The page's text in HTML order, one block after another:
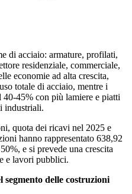
di acciaio: armature, profilati,
residenziale, commerciale,
economie ad alta crescita,
totale di acciaio, mentre i
45% con più lamiere e piatti
industriali.
quota dei ricavi nel 2025 e
hanno rappresentato 638,92
e si prevede una crescita
e lavori pubblici.
delle costruzioni